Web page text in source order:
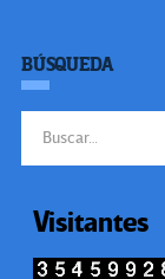
BÚSQUEDA
Visitantes